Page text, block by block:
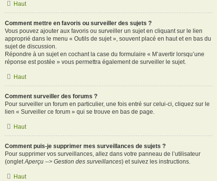
Haut
Comment mettre en favoris ou surveiller des sujets ?
Vous pouvez ajouter aux favoris ou surveiller un sujet en cliquant sur le lien
approprié dans le menu « Outils de sujet », souvent placé en haut et en bas du
sujet de discussion.
Répondre à un sujet en cochant la case du formulaire « M’avertir lorsqu’une
réponse est postée » vous permettra également de surveiller le sujet.
Haut
Comment surveiller des forums ?
Pour surveiller un forum en particulier, une fois entré sur celui-ci, cliquez sur le
lien « Surveiller ce forum » qui se trouve en bas de page.
Haut
Comment puis-je supprimer mes surveillances de sujets ?
Pour supprimer vos surveillances, allez dans votre panneau de l’utilisateur
(ongletAperçu --> Gestion des surveillances) et suivez les instructions.
Haut